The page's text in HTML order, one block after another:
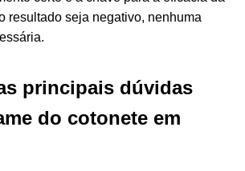
resultado seja negativo, nenhuma
principais dúvidas
do cotonete em